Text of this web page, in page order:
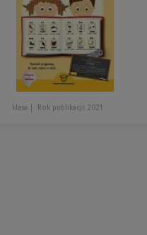
klasa Rok publikacji: 2021